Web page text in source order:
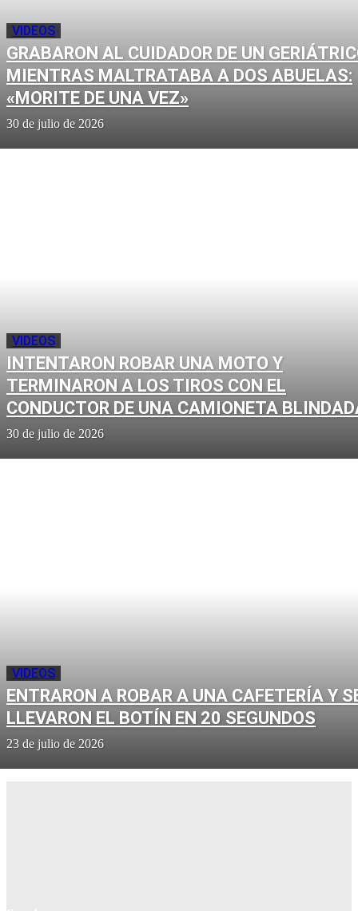
VIDEOS
GRABARON AL CUIDADOR DE UN
MIENTRAS MALTRATABA A DOS ABUELAS:
«MORITE DE UNA VEZ»
30 de julio de 2026
VIDEOS
INTENTARON ROBAR UNA MOTO Y
TERMINARON A LOS TIROS CON EL
CONDUCTOR DE UNA CAMIONETA
30 de julio de 2026
VIDEOS
ENTRARON A ROBAR A UNA CAFETERÍA Y
LLEVARON EL BOTÍN EN 20 SEGUNDOS
23 de julio de 2026